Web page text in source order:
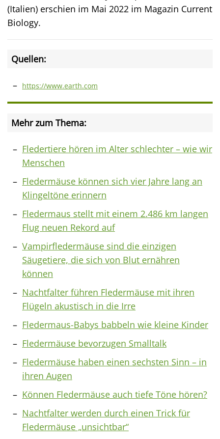
(Italien) erschien im Mai 2022 im Magazin Current
Biology.
Quellen:
https://www.earth.com
Mehr zum Thema:
Fledertiere hören im Alter schlechter – wie wir
Menschen
Fledermäuse können sich vier Jahre lang an
Klingeltöne erinnern
Fledermaus stellt mit einem 2.486 km langen
Flug neuen Rekord auf
Vampirfledermäuse sind die einzigen
Säugetiere, die sich von Blut ernähren
können
Nachtfalter führen Fledermäuse mit ihren
Flügeln akustisch in die Irre
Fledermaus-Babys babbeln wie kleine Kinder
Fledermäuse bevorzugen Smalltalk
Fledermäuse haben einen sechsten Sinn – in
ihren Augen
Können Fledermäuse auch tiefe Töne hören?
Nachtfalter werden durch einen Trick für
Fledermäuse „unsichtbar“